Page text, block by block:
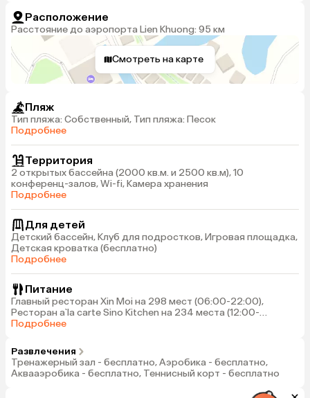
Расположение
Расстояние до аэропорта Lien Khuong: 95 км
Смотреть на карте
Пляж
Тип пляжа: Собственный, Тип пляжа: Песок
Подробнее
Территория
2 открытых бассейна (2000 кв.м. и 2500 кв.м), 10
конференц-залов, Wi-fi, Камера хранения
Подробнее
Для детей
Детский бассейн, Клуб для подростков, Игровая площадка,
Детская кроватка (бесплатно)
Подробнее
Питание
Главный ресторан Xin Moi на 298 мест (06:00-22:00),
Ресторан a`la carte Sino Kitchen на 234 места (12:00-
14:30/18:00-22:00), Ресторан a`la carte японской кухни Sori
мест (06:00-00:00)
Подробнее
Развлечения
Тренажерный зал - бесплатно, Аэробика - бесплатно,
Аквааэробика - бесплатно, Теннисный корт - бесплатно